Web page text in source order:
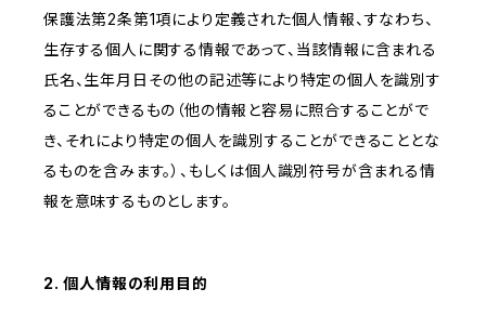
保護法第2条第1項により定義された個人情報、すなわち、
生存する個人に関する情報であって、当該情報に含まれる
氏名、生年月日その他の記述等により特定の個人を識別す
ることができるもの（他の情報と容易に照合することがで
き、それにより特定の個人を識別することができることとな
るものを含みます。）、もしくは個人識別符号が含まれる情
報を意味するものとします。
2. 個人情報の利用目的